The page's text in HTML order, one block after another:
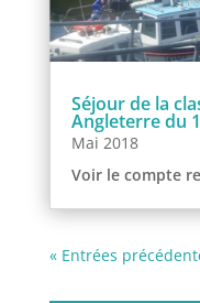
Séjour de la
Angleterre du
Mai 2018
Voir le compte
« Entrées